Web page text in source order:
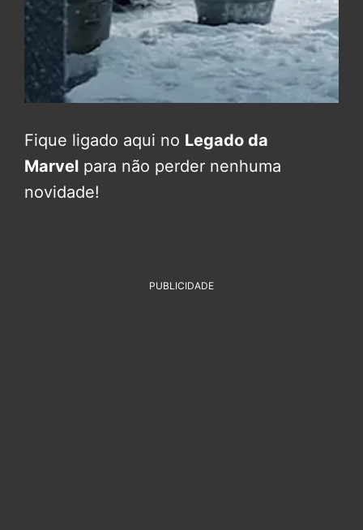
Fique ligado aqui no Legado da
Marvel para não perder nenhuma
novidade!
PUBLICIDADE